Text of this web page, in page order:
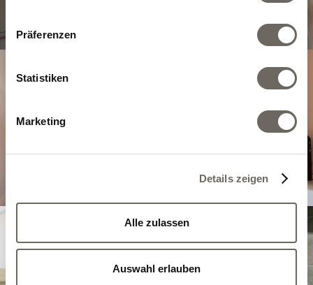
Präferenzen
Statistiken
Marketing
Details zeigen
Alle zulassen
Auswahl erlauben